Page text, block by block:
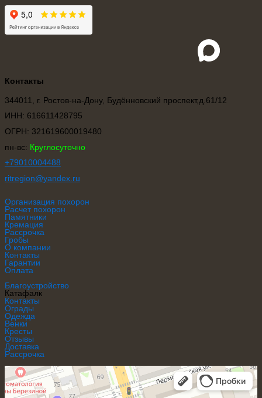
Whatsapp
Контакты
344011, г. Ростов-на-Дону, Будённовский проспект,д.61/12
ИНН: 616611428795
ОГРН: 321619600019480
пн-вс: Круглосуточно
+79010004488
ritregion@yandex.ru
Организация похорон
Расчет похорон
Памятники
Кремация
Рассрочка
Гробы
О компании
Контакты
Гарантии
Оплата
Благоустройство
Катафалк
Контакты
Ограды
Одежда
Венки
Кресты
Отзывы
Доставка
Рассрочка
Ритуал Регион
Ритуальные услуги в Ростове‑на‑Дону
Ритуальные принадлежности в Ростове‑на‑Дону